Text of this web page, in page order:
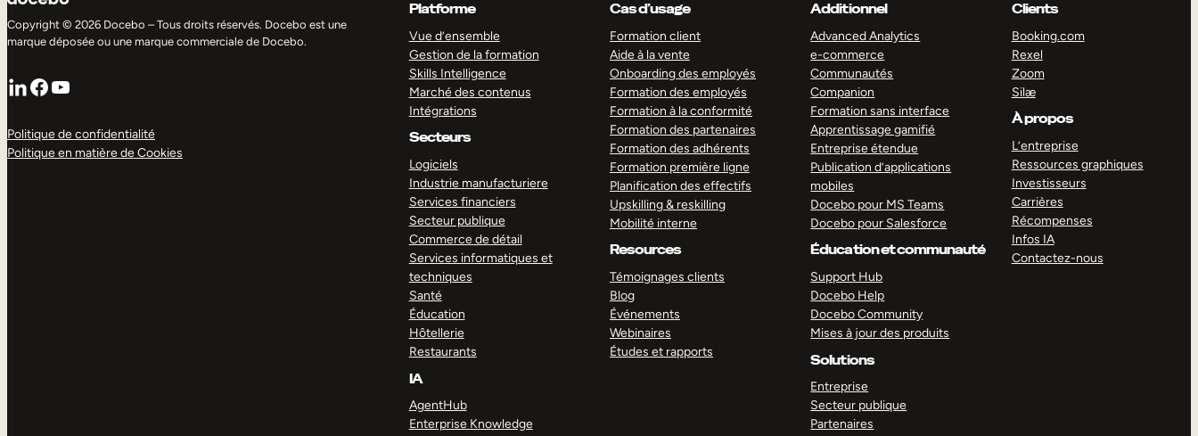
Copyright © 2026 Docebo – Tous droits réservés. Docebo est une
marque déposée ou une marque commerciale de Docebo.
LinkedIn
Facebook
YouTube
Politique de confidentialité
Politique en matière de Cookies
Platforme
Vue d’ensemble
Gestion de la formation
Skills Intelligence
Marché des contenus
Intégrations
Secteurs
Logiciels
Industrie manufacturiere
Services financiers
Secteur publique
Commerce de détail
Services informatiques et
techniques
Santé
Éducation
Hôtellerie
Restaurants
IA
AgentHub
Enterprise Knowledge
Cas d’usage
Formation client
Aide à la vente
Onboarding des employés
Formation des employés
Formation à la conformité
Formation des partenaires
Formation des adhérents
Formation première ligne
Planification des effectifs
Upskilling & reskilling
Mobilité interne
Resources
Témoignages clients
Blog
Événements
Webinaires
Études et rapports
Additionnel
Advanced Analytics
e-commerce
Communautés
Companion
Formation sans interface
Apprentissage gamifié
Entreprise étendue
Publication d’applications
mobiles
Docebo pour MS Teams
Docebo pour Salesforce
Éducation et communauté
Support Hub
Docebo Help
Docebo Community
Mises à jour des produits
Solutions
Entreprise
Secteur publique
Partenaires
Clients
Booking.com
Rexel
Zoom
Silæ
À propos
L’entreprise
Ressources graphiques
Investisseurs
Carrières
Récompenses
Infos IA
Contactez-nous